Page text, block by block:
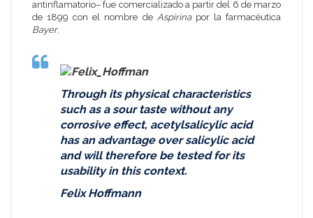
antinflamatorio– fue comercializado a partir del 6 de marzo
de 1899 con el nombre de Aspirinapor la farmacéutica
Bayer.
Through its physical characteristics
such as a sour taste without any
corrosive effect, acetylsalicylic acid
has an advantage over salicylic acid
and will therefore be tested for its
usability in this context.
Felix Hoffmann